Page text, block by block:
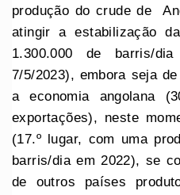
produção do crude de
atingir a estabilização
1.300.000 de barris/
7/5/2023), embora seja
a economia angolana
exportações), neste
(17.º lugar, com uma
barris/dia em 2022), se
de outros países